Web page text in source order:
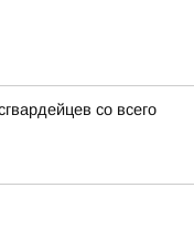
со всего